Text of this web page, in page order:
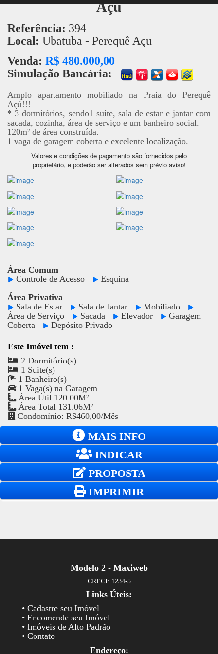
Açú
Referência: 394
Local: Ubatuba - Perequê Açu
Venda: R$ 480.000,00
Simulação Bancária:
Amplo apartamento mobiliado na Praia do Perequê
Açú!!!
* 3 dormitórios, sendo1 suíte, sala de estar e jantar com
sacada, cozinha, área de serviço e um banheiro social.
120m² de área construída.
1 vaga de garagem coberta e excelente localização.
Valores e condições de pagamento são fornecidos pelo
proprietário, e poderão ser alterados sem prévio aviso!
Área Comum
Controle de Acesso
Esquina
Área Privativa
Sala de Estar
Sala de Jantar
Mobiliado
Área de Serviço
Sacada Elevador
Garagem
Coberta
Depósito Privado
Este Imóvel tem :
2 Dormitório(s)
1 Suite(s)
1 Banheiro(s)
1 Vaga(s) na Garagem
Área Útil 120.00M²
Área Total 131.06M²
Condomínio: R$460,00/Mês
MAIS INFO
INDICAR
PROPOSTA
IMPRIMIR
Modelo 2 - Maxiweb
CRECI: 1234-5
Links Úteis:
• Cadastre seu Imóvel
• Encomende seu Imóvel
• Imóveis de Alto Padrão
• Contato
Endereço: